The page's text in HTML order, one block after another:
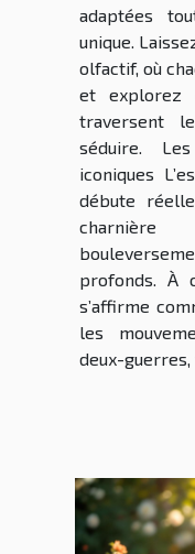
adaptées
unique.
olfactif, où
et explorez
traversent
séduire.
iconiques
débute
profonds. À
s’affirme
les
deux-guerres,